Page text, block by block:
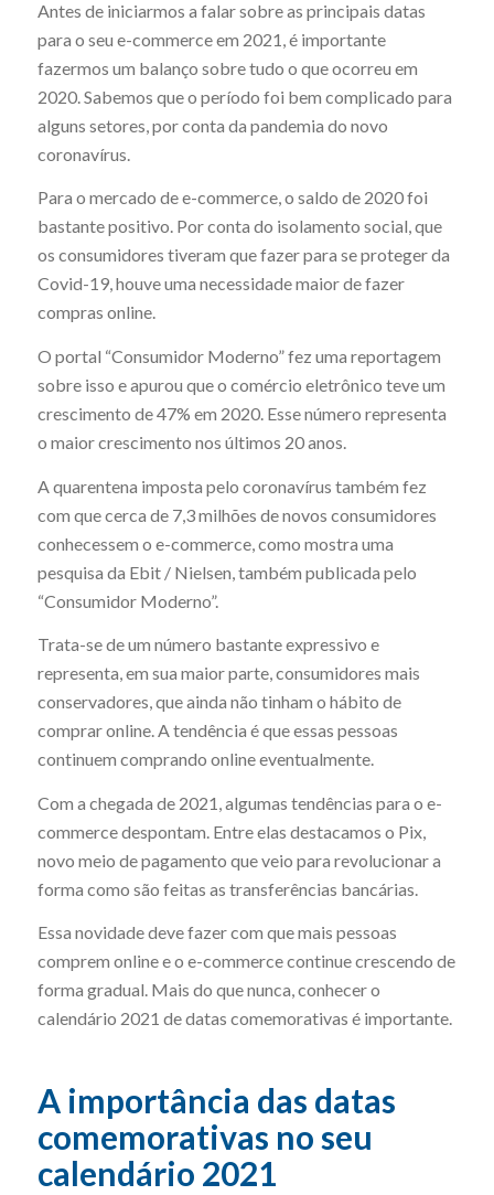
Antes de iniciarmos a falar sobre as principais datas
para o seu e-commerce em 2021, é importante
fazermos um balanço sobre tudo o que ocorreu em
2020. Sabemos que o período foi bem complicado para
alguns setores, por conta da pandemia do novo
coronavírus.
Para o mercado de e-commerce, o saldo de 2020 foi
bastante positivo. Por conta do isolamento social, que
os consumidores tiveram que fazer para se proteger da
Covid-19, houve uma necessidade maior de fazer
compras online.
O portal “Consumidor Moderno” fez uma reportagem
sobre isso e apurou que o comércio eletrônico teve um
crescimento de 47% em 2020. Esse número representa
o maior crescimento nos últimos 20 anos.
A quarentena imposta pelo coronavírus também fez
com que cerca de 7,3 milhões de novos consumidores
conhecessem o e-commerce, como mostra uma
pesquisa da Ebit / Nielsen, também publicada pelo
“Consumidor Moderno”.
Trata-se de um número bastante expressivo e
representa, em sua maior parte, consumidores mais
conservadores, que ainda não tinham o hábito de
comprar online. A tendência é que essas pessoas
continuem comprando online eventualmente.
Com a chegada de 2021, algumas tendências para o e-
commerce despontam. Entre elas destacamos o Pix,
novo meio de pagamento que veio para revolucionar a
forma como são feitas as transferências bancárias.
Essa novidade deve fazer com que mais pessoas
comprem online e o e-commerce continue crescendo de
forma gradual. Mais do que nunca, conhecer o
calendário 2021 de datas comemorativas é importante.
A importância das datas
comemorativas no seu
calendário 2021